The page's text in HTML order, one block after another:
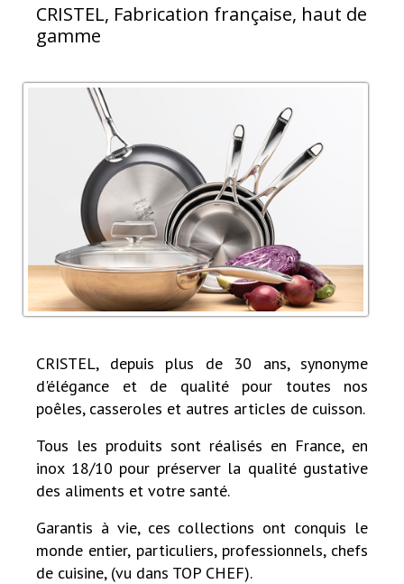
CRISTEL, Fabrication française, haut de
gamme
CRISTEL, depuis plus de 30 ans, synonyme
d'élégance et de qualité pour toutes nos
poêles, casseroles et autres articles de cuisson.
Tous les produits sont réalisés en France, en
inox 18/10 pour préserver la qualité gustative
des aliments et votre santé.
Garantis à vie, ces collections ont conquis le
monde entier, particuliers, professionnels, chefs
de cuisine, (vu dans TOP CHEF).